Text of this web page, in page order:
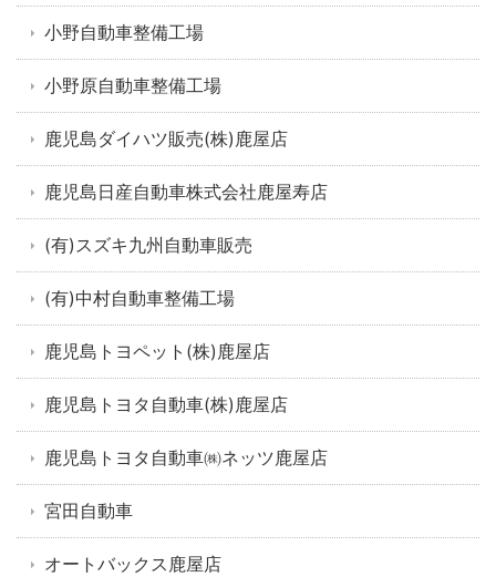
小野自動車整備工場
小野原自動車整備工場
鹿児島ダイハツ販売(株)鹿屋店
鹿児島日産自動車株式会社鹿屋寿店
(有)スズキ九州自動車販売
(有)中村自動車整備工場
鹿児島トヨペット(株)鹿屋店
鹿児島トヨタ自動車(株)鹿屋店
鹿児島トヨタ自動車㈱ネッツ鹿屋店
宮田自動車
オートバックス鹿屋店